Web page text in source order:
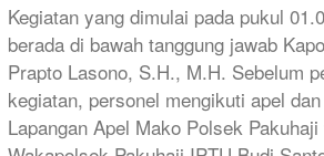
Kegiatan yang dimulai pada pukul
berada di bawah tanggung jawab
Prapto Lasono, S.H., M.H. Sebelum
kegiatan, personel mengikuti apel
Lapangan Apel Mako Polsek